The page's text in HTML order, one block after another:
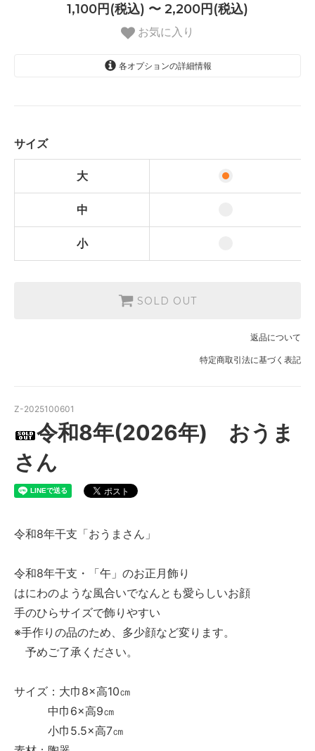
1,100円(税込) 〜 2,200円(税込)
お気に入り
各オプションの詳細情報
小
サイズ
大
中
小
SOLD OUT
返品について
特定商取引法に基づく表記
Z-2025100601
令和8年(2026年) おうま
さん
令和8年干支「おうまさん」
令和8年干支・「午」のお正月飾り
はにわのような風合いでなんとも愛らしいお顔
手のひらサイズで飾りやすい
※手作りの品のため、多少顔など変ります。
予めご了承ください。
サイズ：大巾8×高10㎝
中巾6×高9㎝
小巾5.5×高7㎝